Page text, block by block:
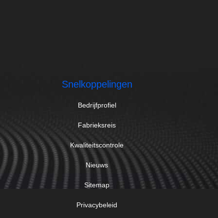
Snelkoppelingen
Bedrijfprofiel
Fabrieksreis
Kwaliteitscontrole
Nieuws
Sitemap
Privacybeleid